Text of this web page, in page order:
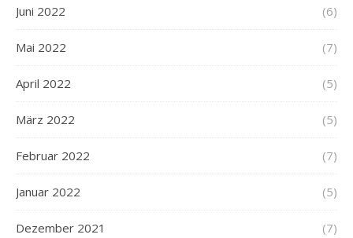
Juni 2022 (6)
Mai 2022 (7)
April 2022 (5)
März 2022 (5)
Februar 2022 (7)
Januar 2022 (5)
Dezember 2021 (7)